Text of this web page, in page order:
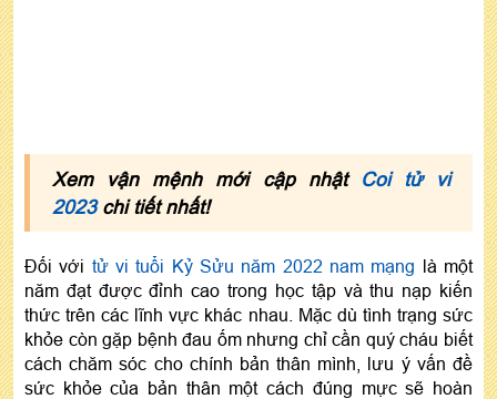
Xem vận mệnh mới cập nhật Coi tử vi
2023chi tiết nhất!
Đối với tử vi tuổi Kỷ Sửu năm 2022 nam mạng là một
năm đạt được đỉnh cao trong học tập và thu nạp kiến
thức trên các lĩnh vực khác nhau. Mặc dù tình trạng sức
khỏe còn gặp bệnh đau ốm nhưng chỉ cần quý cháu biết
cách chăm sóc cho chính bản thân mình, lưu ý vấn đề
sức khỏe của bản thân một cách đúng mực sẽ hoàn